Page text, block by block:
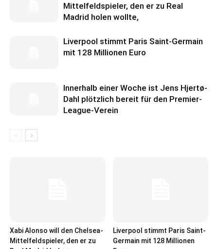
Mittelfeldspieler, den er zu Real
Madrid holen wollte,
Liverpool stimmt Paris Saint-Germain
mit 128 Millionen Euro
Innerhalb einer Woche ist Jens Hjertø-
Dahl plötzlich bereit für den Premier-
League-Verein
Xabi Alonso will den Chelsea-
Mittelfeldspieler, den er zu
Liverpool stimmt Paris Saint-
Germain mit 128 Millionen